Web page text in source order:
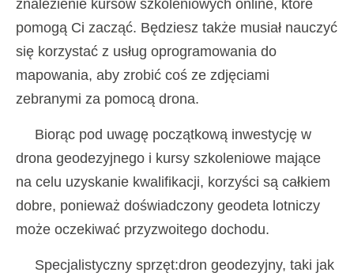
znalezienie kursów szkoleniowych online, które
pomogą Ci zacząć. Będziesz także musiał nauczyć
się korzystać z usług oprogramowania do
mapowania, aby zrobić coś ze zdjęciami
zebranymi za pomocą drona.
Biorąc pod uwagę początkową inwestycję w
drona geodezyjnego i kursy szkoleniowe mające
na celu uzyskanie kwalifikacji, korzyści są całkiem
dobre, ponieważ doświadczony geodeta lotniczy
może oczekiwać przyzwoitego dochodu.
Specjalistyczny sprzęt:dron geodezyjny, taki jak